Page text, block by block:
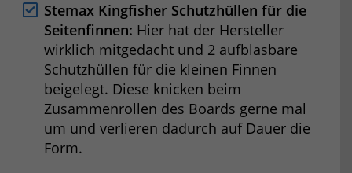
Stemax Kingfisher Schutzhüllen für die
Seitenfinnen: Hier hat der Hersteller
wirklich mitgedacht und 2 aufblasbare
Schutzhüllen für die kleinen Finnen
beigelegt. Diese knicken beim
Zusammenrollen des Boards gerne mal
um und verlieren dadurch auf Dauer die
Form.